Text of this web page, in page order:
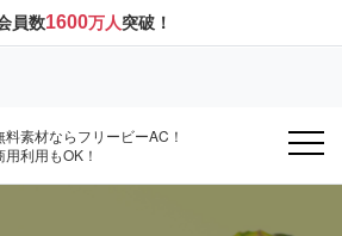
員数1600万人突破！
料素材ならフリービーAC！
用利用もOK！